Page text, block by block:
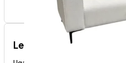
Lex Abredin-levi ugao